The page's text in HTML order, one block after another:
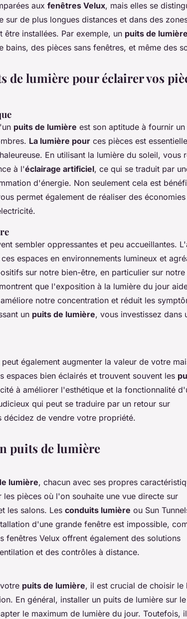
aux fenêtres Velux, mais elles se
sur de plus longues distances et dans des
être installées. Par exemple, un puits de lumière
bains, des pièces sans fenêtres, et même des
de lumière pour éclairer vos
puits de lumière est son aptitude à fournir un
La lumière pour ces pièces est
En utilisant la lumière du soleil, vous
à l'éclairage artificiel, ce qui se traduit par
d'énergie. Non seulement cela est
permet également de réaliser des économies
sembler oppressantes et peu accueillantes.
espaces en environnements lumineux et
sur notre bien-être, en particulier sur notre
que l'exposition à la lumière du jour
notre concentration et réduit les
un puits de lumière, vous investissez dans
peut également augmenter la valeur de votre
espaces bien éclairés et trouvent souvent les
à améliorer l'esthétique et la fonctionnalité
qui peut se traduire par un retour sur
décidez de vendre votre propriété.
puits de lumière
lumière, chacun avec ses propres
les pièces où l'on souhaite une vue directe sur
les salons. Les conduits lumière ou Sun
d'une grande fenêtre est impossible,
fenêtres Velux offrent également des solutions
et des contrôles à distance.
puits de lumière, il est crucial de choisir le
En général, installer un puits de lumière sur le
le maximum de lumière du jour. Toutefois,